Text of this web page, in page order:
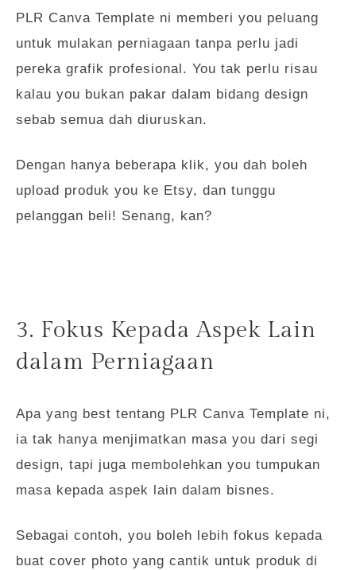
PLR Canva Template ni memberi you peluang
untuk mulakan perniagaan tanpa perlu jadi
pereka grafik profesional. You tak perlu risau
kalau you bukan pakar dalam bidang design
sebab semua dah diuruskan.
Dengan hanya beberapa klik, you dah boleh
upload produk you ke Etsy, dan tunggu
pelanggan beli! Senang, kan?
3. Fokus Kepada Aspek Lain
dalam Perniagaan
Apa yang best tentang PLR Canva Template ni,
ia tak hanya menjimatkan masa you dari segi
design, tapi juga membolehkan you tumpukan
masa kepada aspek lain dalam bisnes.
Sebagai contoh, you boleh lebih fokus kepada
buat cover photo yang cantik untuk produk di